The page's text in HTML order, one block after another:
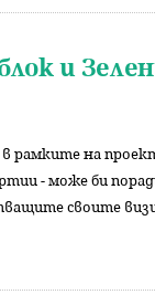
и
рамките на
- може би
своите